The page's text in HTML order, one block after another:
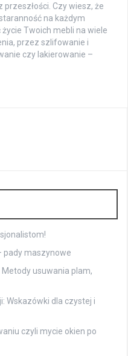
Czy wiesz, że
na każdym
Twoich mebli na wiele
przez szlifowanie i
czy lakierowanie –
pady maszynowe
usuwania plam,
Wskazówki dla czystej i
czyli mycie okien po